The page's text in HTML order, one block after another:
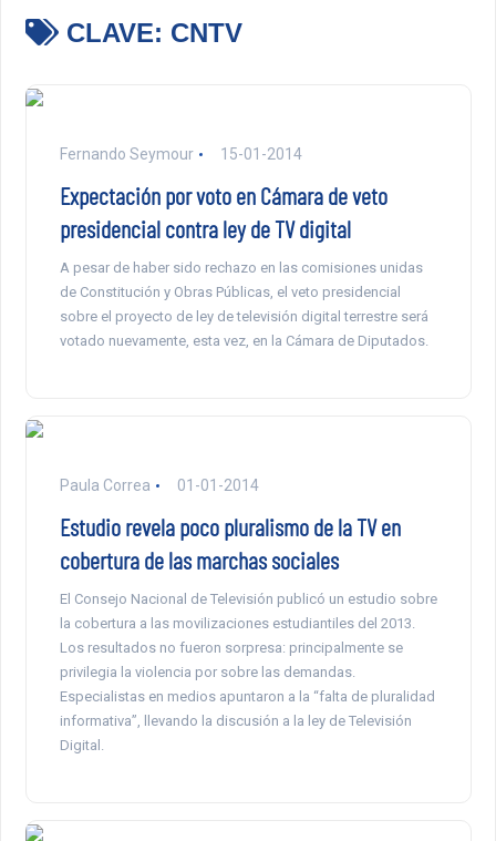
CLAVE: CNTV
Fernando Seymour 15-01-2014
Expectación por voto en Cámara de veto
presidencial contra ley de TV digital
A pesar de haber sido rechazo en las comisiones unidas
de Constitución y Obras Públicas, el veto presidencial
sobre el proyecto de ley de televisión digital terrestre será
votado nuevamente, esta vez, en la Cámara de Diputados.
Paula Correa 01-01-2014
Estudio revela poco pluralismo de la TV en
cobertura de las marchas sociales
El Consejo Nacional de Televisión publicó un estudio sobre
la cobertura a las movilizaciones estudiantiles del 2013.
Los resultados no fueron sorpresa: principalmente se
privilegia la violencia por sobre las demandas.
Especialistas en medios apuntaron a la “falta de pluralidad
informativa”, llevando la discusión a la ley de Televisión
Digital.